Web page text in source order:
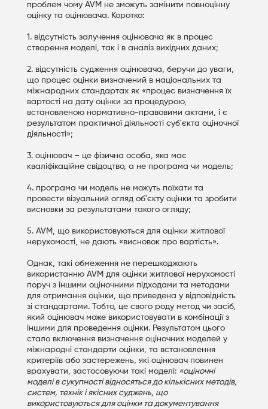
проблем чому AVM не зможуть замінити повноцінну
оцінку та оцінювача. Коротко:
1. відсутність залучення оцінювача як в процес
створення моделі, так і в аналіз вихідних даних;
2. відсутність судження оцінювача, беручи до уваги,
що процес оцінки визначений в національних та
міжнародних стандартах як «процес визначення їх
вартості на дату оцінки за процедурою,
встановленою нормативно-правовими актами, і є
результатом практичної діяльності суб'єкта оціночної
діяльності»;
3. оцінювач – це фізична особа, яка має
кваліфікаційне свідоцтво, а не програма чи модель;
4. програма чи модель не можуть поїхати та
провести візуальний огляд об'єкту оцінки та зробити
висновки за результатами такого огляду;
5. AVM, що використовуються для оцінки житлової
нерухомості, не дають «висновок про вартість».
Однак, такі обмеження не перешкоджають
використанню AVM для оцінки житлової нерухомості
поруч з іншими оціночними підходами та методами
для отримання оцінки, що приведена у відповідність
зі стандартами. Тобто, це свого роду метод чи засіб,
який оцінювач може використовувати в комбінації з
іншими для проведення оцінки. Результатом цього
стало включення визначення оціночних моделей у
міжнародні стандарти оцінки, та встановлення
критеріїв або застережень, які оцінювач повинен
врахувати, застосовуючи такі моделі: «оціночні
моделі в сукупності відносяться до кількісних методів,
систем, технік і якісних суджень, що
використовуються для оцінки та документування